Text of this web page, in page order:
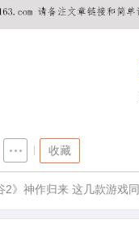
收藏
2》神作归来 这几款游戏